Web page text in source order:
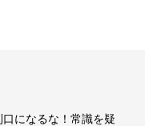
になるな！常識を疑